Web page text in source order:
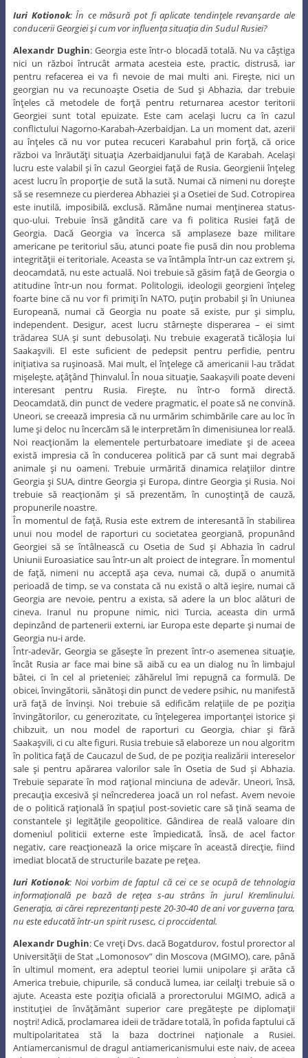
Iuri Kotionok: În ce măsură pot fi aplicate tendinţele revanşarde ale
conducerii Georgiei şi cum vor influenţa situaţia din Sudul Rusiei?
Alexandr Dughin: Georgia este într-o blocadă totală. Nu va câştiga
nici un război întrucât armata acesteia este, practic, distrusă, iar
pentru refacerea ei va fi nevoie de mai multi ani. Fireşte, nici un
georgian nu va recunoaşte Osetia de Sud şi Abhazia, dar trebuie
înţeles că metodele de forţă pentru returnarea acestor teritorii
Georgiei sunt total epuizate. Este cam acelaşi lucru ca în cazul
conflictului Nagorno-Karabah-Azerbaidjan. La un moment dat, azerii
au înţeles că nu vor putea recuceri Karabahul prin forţă, că orice
război va înrăutăţi situaţia Azerbaidjanului faţă de Karabah. Acelaşi
lucru este valabil şi în cazul Georgiei faţă de Rusia. Georgienii înţeleg
acest lucru în proporţie de sută la sută. Numai că nimeni nu doreşte
să se resemneze cu pierderea Abhaziei şi a Osetiei de Sud. Cotropirea
este inutilă, imposibilă, exclusă. Rămâne numai menţinerea status-
quo-ului. Trebuie însă gândită care va fi politica Rusiei faţă de
Georgia. Dacă Georgia va încerca să amplaseze baze militare
americane pe teritoriul său, atunci poate fie pusă din nou problema
integrităţii ei teritoriale. Aceasta se va întâmpla într-un caz extrem şi,
deocamdată, nu este actuală. Noi trebuie să găsim faţă de Georgia o
atitudine într-un nou format. Politologii, ideologii georgieni înţeleg
foarte bine că nu vor fi primiţi în NATO, puţin probabil şi în Uniunea
Europeană, numai că Georgia nu poate să existe, pur şi simplu,
independent. Desigur, acest lucru stârneşte disperarea – ei simt
trădarea SUA şi sunt debusolaţi. Nu trebuie exagerată ticăloşia lui
Saakaşvili. El este suficient de pedepsit pentru perfidie, pentru
iniţiativa sa ruşinoasă. Mai mult, el înţelege că americanii l-au trădat
mişeleşte, aţâţând Ţhinvalul. În noua situaţie, Saakaşvili poate deveni
interesant pentru Rusia. Fireşte, nu într-o formă directă.
Deocamdată, din punct de vedere pragmatic, el poate să ne convină.
Uneori, se creează impresia că nu urmărim schimbările care au loc în
lume şi deloc nu încercăm să le interpretăm în dimenisiunea lor reală.
Noi reacţionăm la elementele perturbatoare imediate şi de aceea
există impresia că în conducerea politică par că sunt mai degrabă
animale şi nu oameni. Trebuie urmărită dinamica relaţiilor dintre
Georgia şi SUA, dintre Georgia şi Europa, dintre Georgia şi Rusia. Noi
trebuie să reacţionăm şi să prezentăm, în cunoştinţă de cauză,
propunerile noastre.
În momentul de faţă, Rusia este extrem de interesantă în stabilirea
unui nou model de raporturi cu societatea georgiană, propunând
Georgiei să se întâlnească cu Osetia de Sud şi Abhazia în cadrul
Uniunii Euroasiatice sau într-un alt proiect de integrare. În momentul
de faţă, nimeni nu acceptă aşa ceva, numai că, după o anumită
perioadă de timp, se va constata că nu există o altă ieşire, numai că
Georgia are nevoie, pentru a exista, să adere la un bloc alături de
cineva. Iranul nu propune nimic, nici Turcia, aceasta din urmă
depinzând de partenerii externi, iar Europa este departe şi numai de
Georgia nu-i arde.
Într-adevăr, Georgia se găseşte în prezent într-o asemenea situaţie,
încât Rusia ar face mai bine să aibă cu ea un dialog nu în limbajul
bâtei, ci în cel al prieteniei; zăhărelul îmi repugnă ca formulă. De
obicei, învingătorii, sănătoşi din punct de vedere psihic, nu manifestă
ură faţă de învinşi. Noi trebuie să edificăm relaţiile de pe poziţia
învingătorilor, cu generozitate, cu înţelegerea importanţei istorice şi
chibzuit, un nou model de raporturi cu Georgia, chiar şi fără
Saakaşvili, ci cu alte figuri. Rusia trebuie să elaboreze un nou algoritm
în politica faţă de Caucazul de Sud, de pe poziţia realizării intereselor
sale şi pentru apărarea valorilor sale în Osetia de Sud şi Abhazia.
Trebuie separate în mod raţional minciuna de adevăr. Uneori, însă,
precauţia excesivă şi neîncrederea joacă un rol nefast. Avem nevoie
de o politică raţională în spaţiul post-sovietic care să ţină seama de
constantele şi legităţile geopolitice. Gândirea de reală valoare din
domeniul politicii externe este împiedicată, însă, de acel factor
negativ, care reacţionează la orice mişcare în această direcţie, fiind
imediat blocată de structurile bazate pe reţea.
Iuri Kotionok: Noi vorbim de faptul că cei ce se ocupă de tehnologia
informaţională pe bază de reţea s-au strâns în jurul Kremlinului.
Generaţia, ai cărei reprezentanţi peste 20-30-40 de ani vor guverna ţara,
nu este educată într-un spirit rusesc, ci proccidental.
Alexandr Dughin: Ce vreţi Dvs. dacă Bogatdurov, fostul prorector al
Universităţii de Stat „Lomonosov” din Moscova (MGIMO), care, până
în ultimul moment, era adeptul teoriei lumii unipolare şi arăta că
America trebuie, chipurile, să conducă lumea, iar ceilalţi trebuie să o
ajute. Aceasta este poziţia oficială a prorectorului MGIMO, adică a
instituţiei de învăţământ superior care pregăteşte pe diplomaţii
noştri! Adică, proclamarea ideii de trădare totală, în pofida faptului că
multipolaritatea stă la baza doctrinei naţionale a Rusiei.
Antiamercanismul de dragul antiamericanismului este naiv, de aceea